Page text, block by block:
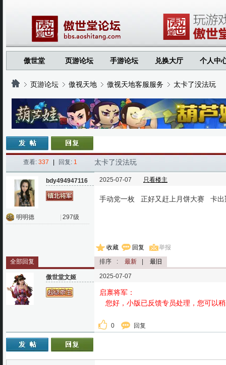
傲世堂 页游论坛 手游论坛 兑换大厅 个人中
页游论坛
›
傲视天地
›
傲视天地客服服务
›
太卡了没法玩
查看: 337 回复: 1 太卡了没法玩
bdy494947116
明明德 297级
2025-07-07 只看楼主
手动党一枚 正好又赶上月饼大赛 卡
收藏 回复
举报
全部回复
排序 : 最新 最旧
傲世堂文姬 2025-07-07
启禀将军：
您好，小版已反馈专员处理，您可以
0 回复